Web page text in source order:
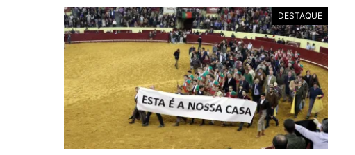
DESTAQUE